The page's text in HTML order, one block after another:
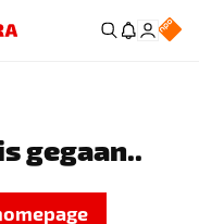
gegaan..